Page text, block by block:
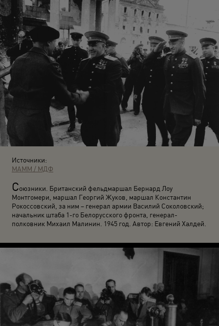
Источники:
МАММ / МДФ
Союзники. Британский фельдмаршал Бернард Лоу
Монтгомери, маршал Георгий Жуков, маршал Константин
Рокоссовский, за ним – генерал армии Василий Соколовский;
начальник штаба 1-го Белорусского фронта, генерал-
полковник Михаил Малинин. 1945 год. Автор: Евгений Халдей.